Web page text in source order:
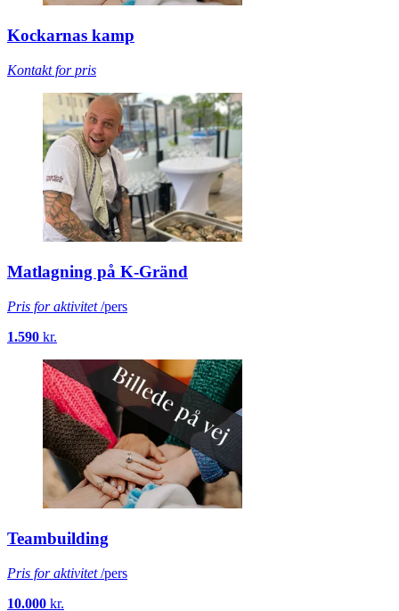
Polo
Pris for aktivitet
Kockarnas kamp
Kontakt for pris
Matlagning på K-Gränd
Pris for aktivitet/pers
1.590kr.